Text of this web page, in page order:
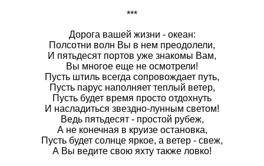
***
Дорога вашей жизни - океан:
Полсотни волн Вы в нем преодолели,
И пятьдесят портов уже знакомы Вам,
Вы многое еще не осмотрели!
Пусть штиль всегда сопровождает путь,
Пусть парус наполняет теплый ветер,
Пусть будет время просто отдохнуть
И насладиться звездно-лунным светом!
Ведь пятьдесят - простой рубеж,
А не конечная в круизе остановка,
Пусть будет солнце яркое, а ветер - свеж,
А Вы ведите свою яхту также ловко!